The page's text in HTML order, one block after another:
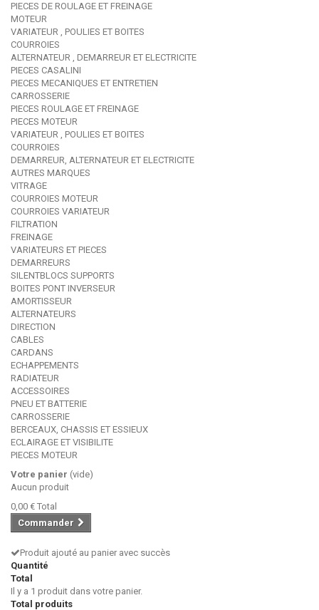
PIECES DE ROULAGE ET FREINAGE
MOTEUR
VARIATEUR , POULIES ET BOITES
COURROIES
ALTERNATEUR , DEMARREUR ET ELECTRICITE
PIECES CASALINI
PIECES MECANIQUES ET ENTRETIEN
CARROSSERIE
PIECES ROULAGE ET FREINAGE
PIECES MOTEUR
VARIATEUR , POULIES ET BOITES
COURROIES
DEMARREUR, ALTERNATEUR ET ELECTRICITE
AUTRES MARQUES
VITRAGE
COURROIES MOTEUR
COURROIES VARIATEUR
FILTRATION
FREINAGE
VARIATEURS ET PIECES
DEMARREURS
SILENTBLOCS SUPPORTS
BOITES PONT INVERSEUR
AMORTISSEUR
ALTERNATEURS
DIRECTION
CABLES
CARDANS
ECHAPPEMENTS
RADIATEUR
ACCESSOIRES
PNEU ET BATTERIE
CARROSSERIE
BERCEAUX, CHASSIS ET ESSIEUX
ECLAIRAGE ET VISIBILITE
PIECES MOTEUR
Votre panier (vide)
Aucun produit
0,00 € Total
Commander
Produit ajouté au panier avec succès
Quantité
Total
Il y a 1 produit dans votre panier.
Total produits